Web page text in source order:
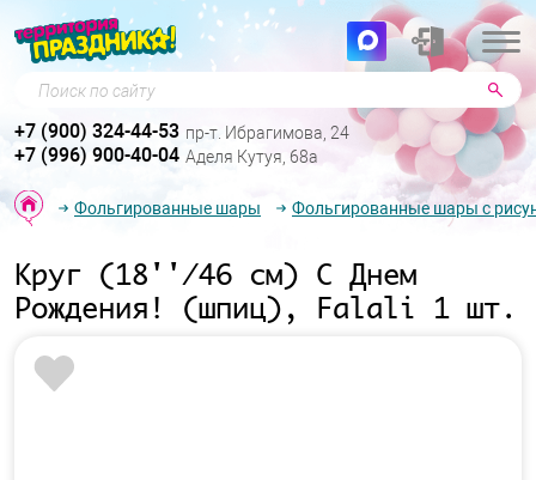
Поиск по сайту
+7 (900) 324-44-53 пр-т. Ибрагимова, 24
+7 (996) 900-40-04 Аделя Кутуя, 68а
Фольгированные шары Фольгированные шары с
Круг (18''/46 см) С Днем
Рождения! (шпиц), Falali 1 шт.